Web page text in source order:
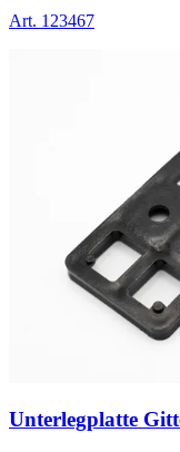
Art. 123467
Unterlegplatte